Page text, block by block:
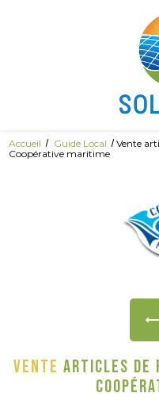
Accueil Guide Local
Vente
Coopérative maritime
Vente articles de